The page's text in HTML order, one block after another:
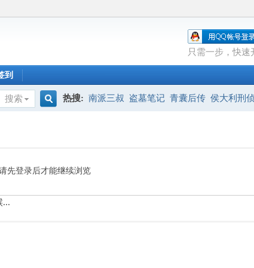
只需一步，快速
到
搜索
索
热搜: 南派三叔 盗墓笔记 青囊后传 侯大利刑
先登录后才能继续浏览
...